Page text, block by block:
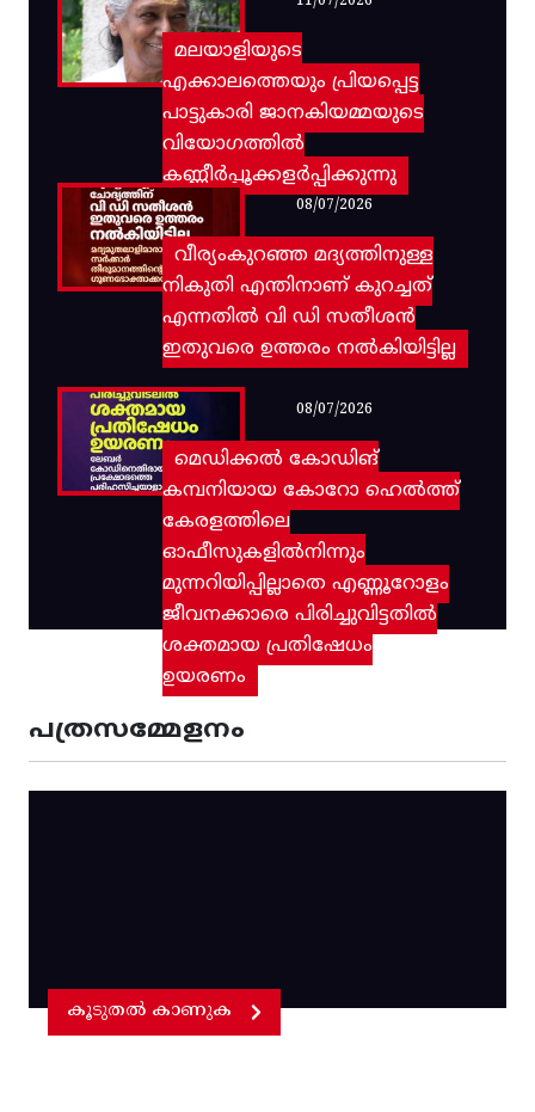
മലയാളിയുടെ
എക്കാലത്തെയും പ്രിയപ്പെട്ട
പാട്ടുകാരി ജാനകിയമ്മയുടെ
വിയോഗത്തിൽ
കണ്ണീർപ്പൂക്കളർപ്പിക്കുന്നു
വീര്യംകുറഞ്ഞ മദ്യത്തിനുള്ള
നികുതി എന്തിനാണ് കുറച്ചത്
എന്നതിൽ വി ഡി സതീശൻ
ഇതുവരെ ഉത്തരം നൽകിയിട്ടില്ല
08/07/2026
മെഡിക്കൽ കോഡിങ്
കമ്പനിയായ കോറോ ഹെൽത്ത്
കേരളത്തിലെ
ഓഫീസുകളിൽനിന്നും
മുന്നറിയിപ്പില്ലാതെ എണ്ണൂറോളം
ജീവനക്കാരെ പിരിച്ചുവിട്ടതിൽ‌
ശക്തമായ പ്രതിഷേധം
ഉയരണം
08/07/2026
പത്രസമ്മേളനം
കൂടുതൽ കാണുക